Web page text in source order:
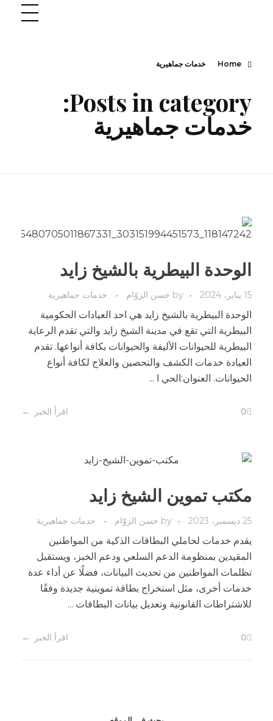
Home خدمات جماهيرية
Posts in category:
خدمات جماهيرية
الوحدة البيطرية بالشيخ زايد
15 يناير، 2024 by حسن الزوّام خدمات جماهيرية
الوحدة البيطرية بالشيخ زايد هي احد العيادات الحكومية
البيطرية التي تقع في مدينة الشيخ زايد والتي تقدم الرعاية
البيطرية للحيوانات الأليفة والحيوانات بكافة أنواعها. تقدم
العيادة خدمات الكشف والتحصين والعلاج لكافة أنواع
الحيوانات. العنوان:الحي ا ...
اقرأ الخبر 0
مكتب تموين الشيخ زايد
25 ديسمبر، 2023 by حسن الزوّام خدمات جماهيرية
يقدم خدمات لحاملي البطاقات الذكية من المواطنين
المقيدين بمنظومة الدعم السلعي ودعم الخبز، ويستقبل
تظلمات المواطنين من تحديث البيانات، فضلًا عن أداء عدة
خدمات أخرى، مثل استخراج بطاقة تموينية جديدة وفقًا
للاشتراطات القانونية وتعديل بيانات البطاقات ...
اقرأ الخبر 0